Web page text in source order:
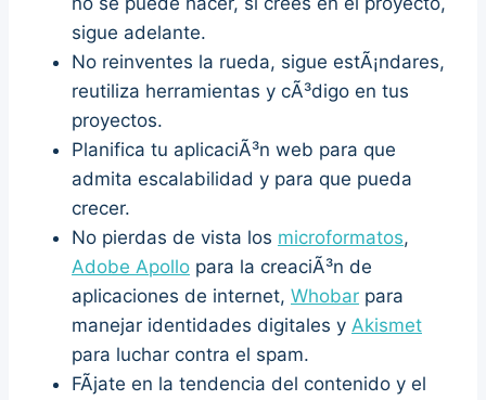
sigue adelante.
No reinventes la rueda, sigue estÃ¡ndares,
reutiliza herramientas y cÃ³digo en tus
proyectos.
Planifica tu aplicaciÃ³n web para que
admita escalabilidad y para que pueda
crecer.
No pierdas de vista los microformatos,
Adobe Apollo para la creaciÃ³n de
aplicaciones de internet, Whobar para
manejar identidades digitales y Akismet
para luchar contra el spam.
FÃ­jate en la tendencia del contenido y el